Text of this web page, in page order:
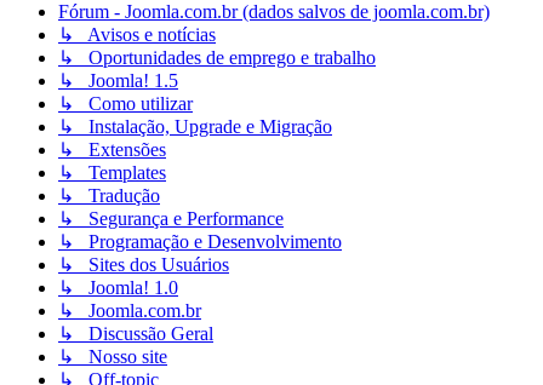
Fórum - Joomla.com.br (dados salvos de joomla.com.br)
↳ Avisos e notícias
↳ Oportunidades de emprego e trabalho
↳ Joomla! 1.5
↳ Como utilizar
↳ Instalação, Upgrade e Migração
↳ Extensões
↳ Templates
↳ Tradução
↳ Segurança e Performance
↳ Programação e Desenvolvimento
↳ Sites dos Usuários
↳ Joomla! 1.0
↳ Joomla.com.br
↳ Discussão Geral
↳ Nosso site
↳ Off-topic